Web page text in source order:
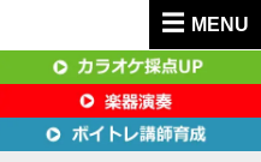
MENU
浜・名古屋・京都で
教室｜VERY MERRY
メリー）
都で「本気」になれるボイトレ教室｜
メリー）